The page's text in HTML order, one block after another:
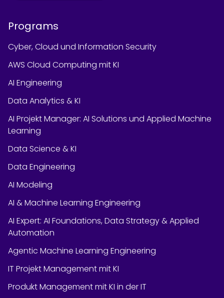
Programs
Cyber, Cloud und Information Security
AWS Cloud Computing mit KI
AI Engineering
Data Analytics & KI
AI Projekt Manager: AI Solutions und Applied Machine
Learning
Data Science & KI
Data Engineering
AI Modeling
AI & Machine Learning Engineering
AI Expert: AI Foundations, Data Strategy & Applied
Automation
Agentic Machine Learning Engineering
IT Projekt Management mit KI
Produkt Management mit KI in der IT